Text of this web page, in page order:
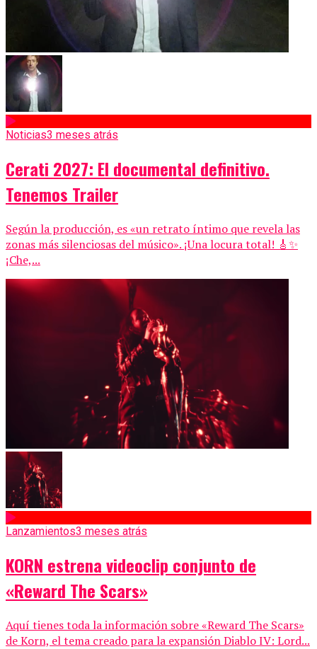
Noticias3 meses atrás
Cerati 2027: El documental definitivo.
Tenemos Trailer
Según la producción, es «un retrato íntimo que revela las
zonas más silenciosas del músico». ¡Una locura total! 🎸✨
¡Che,...
Lanzamientos3 meses atrás
KORN estrena videoclip conjunto de
«Reward The Scars»
Aquí tienes toda la información sobre «Reward The Scars»
de Korn, el tema creado para la expansión Diablo IV: Lord...